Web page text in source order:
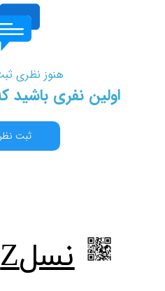
هنوز نظری
اولین نفری
ثبت نظر
​نسلZ